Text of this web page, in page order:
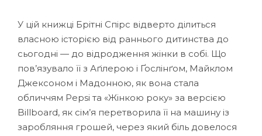
У цій книжці Брітні Спірс відверто ділиться
власною історією від раннього дитинства до
сьогодні — до відродження жінки в собі. Що
пов’язувало її з Аґілерою і Ґослінґом, Майклом
Джексоном і Мадонною, як вона стала
обличчям Pepsi та «Жінкою року» за версією
Billboard, як сім’я перетворила її на машину із
заробляння грошей, через який біль довелося